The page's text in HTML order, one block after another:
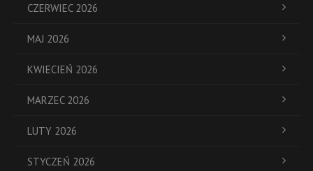
CZERWIEC 2026
MAJ 2026
KWIECIEŃ 2026
MARZEC 2026
LUTY 2026
STYCZEŃ 2026